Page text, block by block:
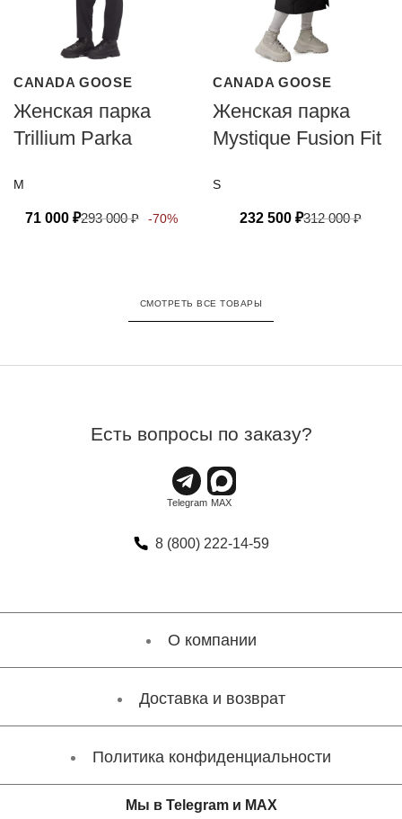
CANADA GOOSE
Женская парка
Trillium Parka
M
71 000 ₽293 000₽ -70%
CANADA GOOSE
Женская парка
Mystique Fusion Fit
S
232 500 ₽312 000₽
СМОТРЕТЬ ВСЕ ТОВАРЫ
Есть вопросы по заказу?
8 (800) 222-14-59
О компании
Доставка и возврат
Политика конфиденциальности
Мы в Telegram и MAX